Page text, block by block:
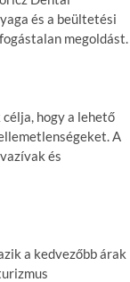
és a beültetési
megoldást.
hogy a lehető
A
és
a kedvezőbb árak